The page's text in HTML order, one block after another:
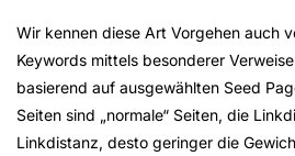
Wir kennen diese Art Vorgehen auch
Keywords mittels besonderer
basierend auf ausgewählten Seed
Seiten sind „normale“ Seiten, die
Linkdistanz, desto geringer die